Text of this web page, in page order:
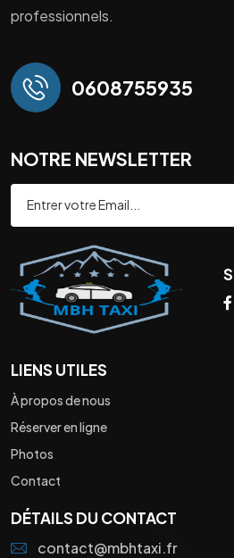
professionnels.
0608755935
NOTRE NEWSLETTER
LIENS UTILES
À propos de nous
Réserver en ligne
Photos
Contact
DÉTAILS DU CONTACT
contact@mbhtaxi.fr